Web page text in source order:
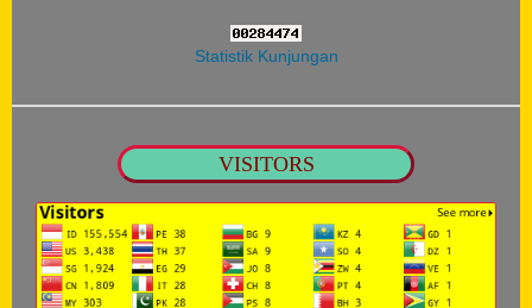
Statistik Kunjungan
VISITORS